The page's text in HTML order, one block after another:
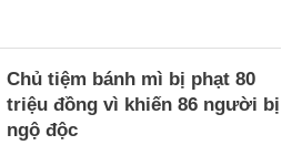
Chủ tiệm bánh mì bị phạt 80
triệu đồng vì khiến 86 người bị
ngộ độc